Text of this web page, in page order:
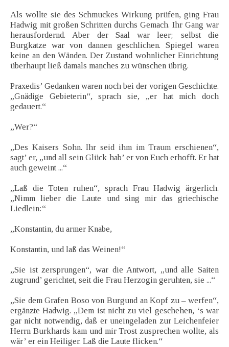
Als wollte sie des Schmuckes Wirkung prüfen, ging Frau
Hadwig mit großen Schritten durchs Gemach. Ihr Gang war
herausfordernd. Aber der Saal war leer; selbst die
Burgkatze war von dannen geschlichen. Spiegel waren
keine an den Wänden. Der Zustand wohnlicher Einrichtung
überhaupt ließ damals manches zu wünschen übrig.
Praxedis’ Gedanken waren noch bei der vorigen Geschichte.
„Gnädige Gebieterin“, sprach sie, „er hat mich doch
gedauert.“
„Wer?“
„Des Kaisers Sohn. Ihr seid ihm im Traum erschienen“,
sagt’ er, „und all sein Glück hab’ er von Euch erhofft. Er hat
auch geweint ...“
„Laß die Toten ruhen“, sprach Frau Hadwig ärgerlich.
„Nimm lieber die Laute und sing mir das griechische
Liedlein:“
„Konstantin, du armer Knabe,
Konstantin, und laß das Weinen!“
„Sie ist zersprungen“, war die Antwort, „und alle Saiten
zugrund’ gerichtet, seit die Frau Herzogin geruhten, sie ...“
„Sie dem Grafen Boso von Burgund an Kopf zu – werfen“,
ergänzte Hadwig. „Dem ist nicht zu viel geschehen, ‘s war
gar nicht notwendig, daß er uneingeladen zur Leichenfeier
Herrn Burkhards kam und mir Trost zusprechen wollte, als
wär’ er ein Heiliger. Laß die Laute flicken.“